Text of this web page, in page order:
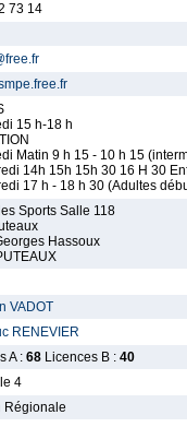
73 14
15 h-18 h
Matin 9 h 15 - 10 h 15
14h 15h 15h 30 16 H 30
17 h - 18 h 30 (Adultes
Sports Salle 118
Hassoux
VADOT
RENEVIER
A : 68 Licences B : 40
4
Régionale